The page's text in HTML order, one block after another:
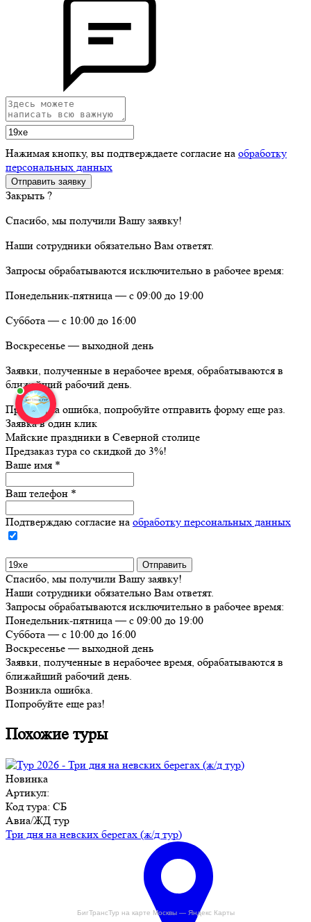
БигТрансТур на карте Москвы — Яндекс Карты
Нажимая кнопку, вы подтверждаете согласие на обработку
персональных данных
Закрыть ?
Спасибо, мы получили Вашу заявку!
Наши сотрудники обязательно Вам ответят.
Запросы обрабатываются исключительно в рабочее время:
Понедельник-пятница — с 09:00 до 19:00
Суббота — с 10:00 до 16:00
Воскресенье — выходной день
Заявки, полученные в нерабочее время, обрабатываются в
ближайший рабочий день.
Произошла ошибка, попробуйте отправить форму еще раз.
Заявка в один клик
Майские праздники в Северной столице
Предзаказ тура со скидкой до 3%!
Ваше имя *
Ваш телефон *
Подтверждаю согласие на обработку персональных данных
Спасибо, мы получили Вашу заявку!
Наши сотрудники обязательно Вам ответят.
Запросы обрабатываются исключительно в рабочее время:
Понедельник-пятница — с 09:00 до 19:00
Суббота — с 10:00 до 16:00
Воскресенье — выходной день
Заявки, полученные в нерабочее время, обрабатываются в
ближайший рабочий день.
Возникла ошибка.
Попробуйте еще раз!
Похожие туры
Новинка
Артикул:
Код тура: СБ
Авиа/ЖД тур
Три дня на невских берегах (ж/д тур)